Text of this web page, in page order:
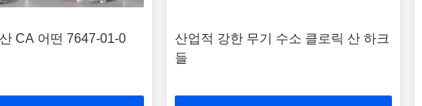
CA 어떤 7647-01-0
산업적 강한 무기 수소 클로릭 산 하크
들